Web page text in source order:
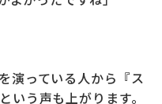
演っている人から『ス
いう声も上がります。